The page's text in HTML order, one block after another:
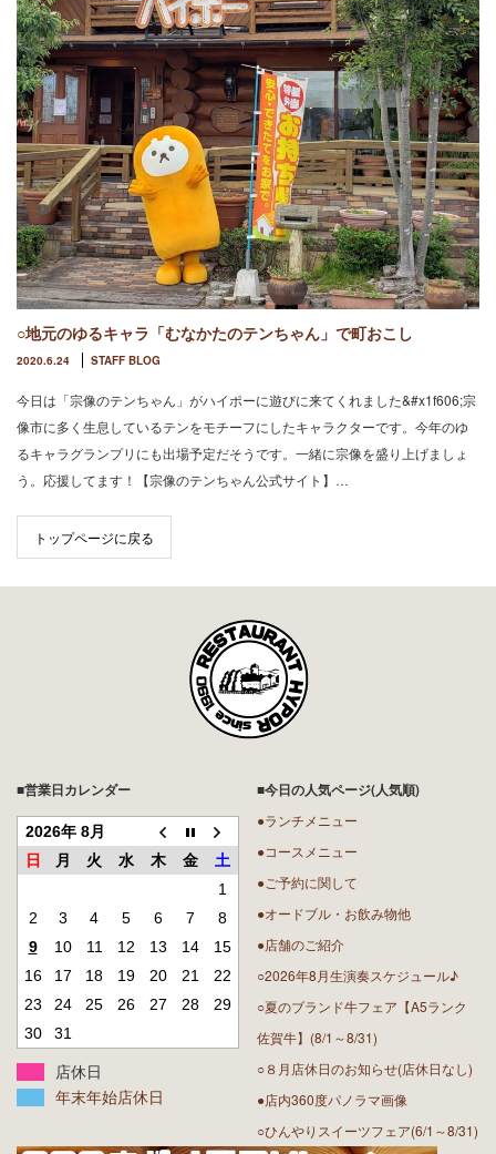
○地元のゆるキャラ「むなかたのテンちゃん」で町おこし
2020.6.24 STAFF BLOG
今日は「宗像のテンちゃん」がハイポーに遊びに来てくれました&#x1f606;宗
像市に多く生息しているテンをモチーフにしたキャラクターです。今年のゆ
るキャラグランプリにも出場予定だそうです。一緒に宗像を盛り上げましょ
う。応援してます！【宗像のテンちゃん公式サイト】…
トップページに戻る
■営業日カレンダー
2026年 8月
日
月 火 水 木 金
土
1
2
3 4 5 6 7
8
9
10 11 12 13 14
15
16
17 18 19 20 21
22
23
24 25 26 27 28
29
30
31
店休日
年末年始店休日
■今日の人気ページ(人気順)
●ランチメニュー
●コースメニュー
●ご予約に関して
●オードブル・お飲み物他
●店舗のご紹介
○2026年8月生演奏スケジュール♪
○夏のブランド牛フェア【A5ランク
佐賀牛】(8/1～8/31)
○８月店休日のお知らせ(店休日なし)
●店内360度パノラマ画像
○ひんやりスイーツフェア(6/1～8/31)